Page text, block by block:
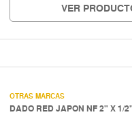
VER
OTRAS MARCAS
DADO RED JAPON NF 2" X 1/